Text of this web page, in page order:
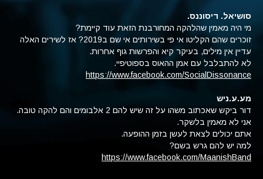
סושיאל. דיסוננס.
מי היה מאמין שהלהקה המחורבנת הזאת עוד קיימת?
זוכרים שהם הקליטו אי פי בשירותים אי שם ב2019? אז לשירים האלה
עדיין אין מילים, בעיקר קיא והפרשות גוף אחרות.
לא להתבלבל עם אמן ההאוס בספוטיפיי.
https://www.facebook.com/SocialDissonance
מע.ע.ניש
דור ביקש שאכתוב משהו על זה שיש להם 2 אלבומים והם להקה טובה.
אני לא מאמין בלשקר.
אתם יכולים לצאת לעשן בזמן ההופעה.
למה יש להם גרש בשם?
https://www.facebook.com/MaanishBand